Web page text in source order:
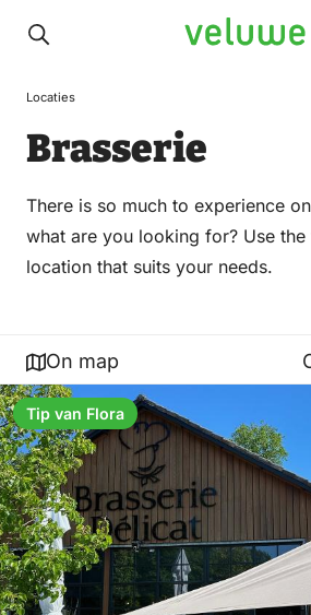
Veluwe
Locaties
Brasserie
There is so much to experience
what are you looking for? Use
location that suits your needs.
On map
Tip van Flora